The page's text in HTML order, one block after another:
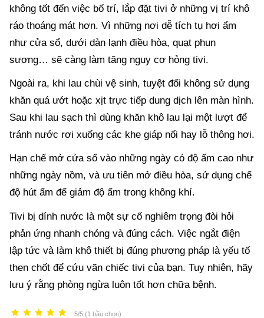
không tốt đến việc bố trí, lắp đặt tivi ở những vị trí khô
ráo thoáng mát hơn. Vì những nơi dễ tích tụ hơi ẩm
như cửa sổ, dưới dàn lạnh điều hòa, quạt phun
sương… sẽ càng làm tăng nguy cơ hỏng tivi.
Ngoài ra, khi lau chùi vệ sinh, tuyệt đối không sử dụng
khăn quá ướt hoặc xịt trực tiếp dung dịch lên màn hình.
Sau khi lau sạch thì dùng khăn khô lau lại một lượt để
tránh nước rơi xuống các khe giáp nối hay lỗ thông hơi.
Hạn chế mở cửa sổ vào những ngày có độ ẩm cao như
những ngày nồm, và ưu tiên mở điều hòa, sử dụng chế
độ hút ẩm để giảm độ ẩm trong không khí.
Tivi bị dính nước là một sự cố nghiêm trọng đòi hỏi
phản ứng nhanh chóng và đúng cách. Việc ngắt điện
lập tức và làm khô thiết bị đúng phương pháp là yếu tố
then chốt để cứu vãn chiếc tivi của bạn. Tuy nhiên, hãy
lưu ý rằng phòng ngừa luôn tốt hơn chữa bệnh.
5/5 (1 bầu chọn)